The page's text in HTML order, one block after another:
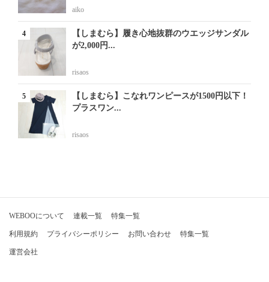
aiko
【しまむら】履き心地抜群のウエッジサンダル
が2,000円...
risaos
【しまむら】こなれワンピースが1500円以下！
プラスワン...
risaos
WEBOOについて 連載一覧 特集一覧
利用規約 プライバシーポリシー お問い合わせ 特集一覧
運営会社